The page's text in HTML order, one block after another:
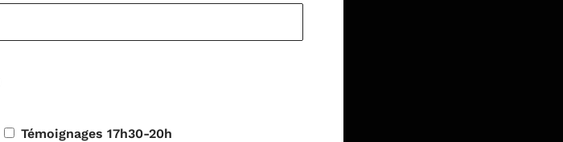
Témoignages 17h30-20h